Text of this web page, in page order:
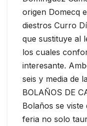
origen Domecq
diestros Curro
que sustituye al
los cuales
interesante.
seis y media de
BOLAÑOS DE
Bolaños se viste
feria no solo